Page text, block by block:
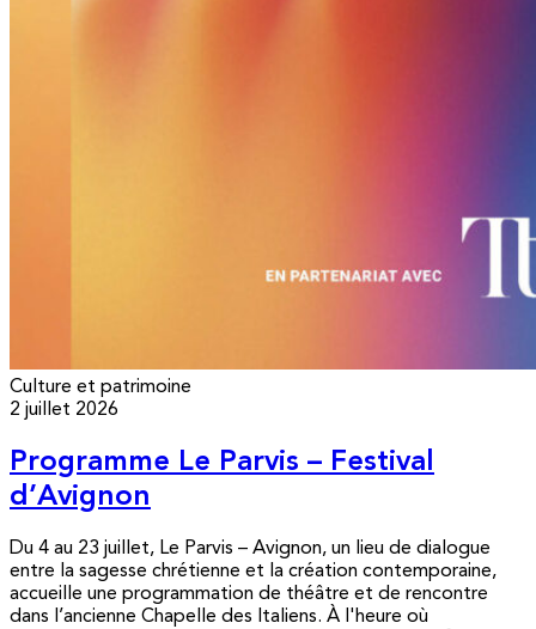
Culture et patrimoine
2 juillet 2026
Programme Le Parvis – Festival
d’Avignon
Du 4 au 23 juillet, Le Parvis – Avignon, un lieu de dialogue
entre la sagesse chrétienne et la création contemporaine,
accueille une programmation de théâtre et de rencontre
dans l’ancienne Chapelle des Italiens. À l'heure où